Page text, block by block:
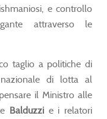
e controllo
attraverso le
taglio a politiche di
di lotta al
il Ministro alle
Balduzzi e i relatori